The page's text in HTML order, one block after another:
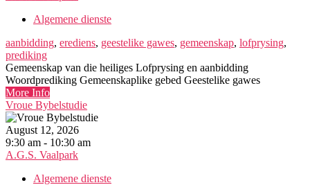
Algemene dienste
aanbidding, erediens, geestelike gawes, gemeenskap, lofprysing,
prediking
Gemeenskap van die heiliges Lofprysing en aanbidding
Woordprediking Gemeenskaplike gebed Geestelike gawes
More Info
Vroue Bybelstudie
August 12, 2026
9:30 am - 10:30 am
A.G.S. Vaalpark
Algemene dienste